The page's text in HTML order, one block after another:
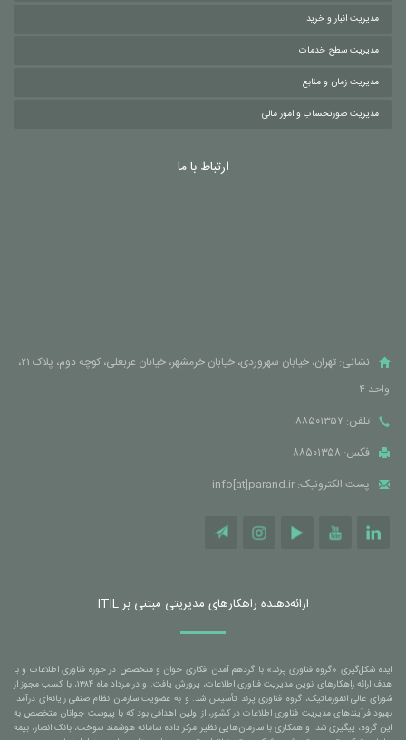
مدیریت انبار و خرید
مدیریت سطح خدمات
مدیریت زمان و منابع
مدیریت صورتحساب و امور مالی
ارتباط با ما
نشانی: تهران، خیابان سهروردی، خیابان خرمشهر، خیابان عربعلی، کوچه دوم، پلاک ۲۱،
واحد ۴
تلفن: ۸۸۵۰۱۳۵۷
فکس: ۸۸۵۰۱۳۵۸
پست الکترونیک: info[at]parand.ir
ارائه‌دهنده راهکارهای مدیریتی مبتنی بر ITIL
ایده شکل‌گیری «گروه فناوری پرند» با گردهم آمدن افکاری جوان و متخصص در حوزه فناوری اطلاعات و با
هدف ارائه راهکارهای نوین مدیریت فناوری اطلاعات، پرورش یافت. و در مرداد ماه ۱۳۸۴، با کسب مجوز از
شورای عالی انفورماتیک، گروه فناوری پرند تأسیس شد. و به عضویت سازمان نظام صنفی رایانه‌ای درآمد.
بهبود فرآیندهای مدیریت فناوری اطلاعات در کشور، از اولین اهدافی بود که با پیوست جوانان متخصص به
این گروه، پیگیری شد. و همکاری با سازمان‌هایی نظیر مرکز داده سامانه هوشمند سوخت، بانک انصار، بیمه